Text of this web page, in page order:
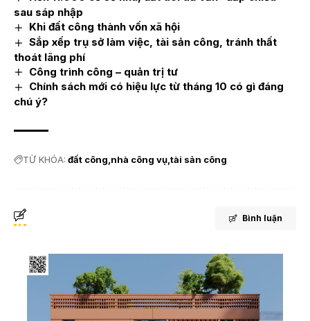
sau sáp nhập
Khi đất công thành vốn xã hội
Sắp xếp trụ sở làm việc, tài sản công, tránh thất
thoát lãng phí
Công trình công – quản trị tư
Chính sách mới có hiệu lực từ tháng 10 có gì đáng
chú ý?
TỪ KHÓA: đất công nhà công vụ tài sản công
Bình luận